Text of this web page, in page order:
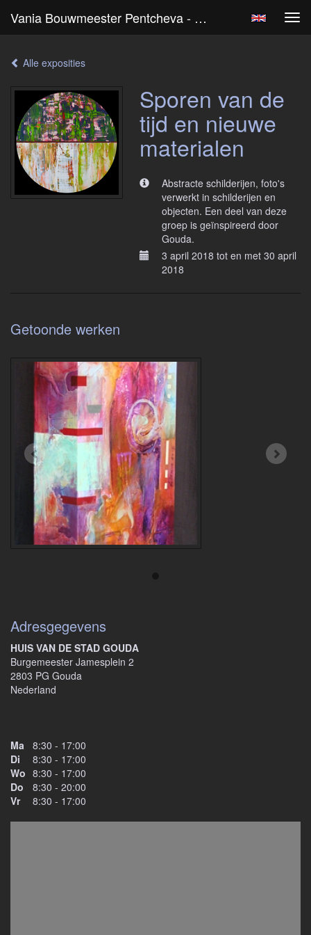
Vania Bouwmeester Pentcheva - Sporen Van De Tijd En Nieuwe Materialen
Alle exposities
Sporen van de
tijd en nieuwe
materialen
Abstracte schilderijen, foto's
verwerkt in schilderijen en
objecten. Een deel van deze
groep is geïnspireerd door
Gouda.
3 april 2018 tot en met 30 april
2018
Getoonde werken
Adresgegevens
HUIS VAN DE STAD GOUDA
Burgemeester Jamesplein 2
2803 PG Gouda
Nederland
Ma 8:30 - 17:00
Di
8:30 - 17:00
Wo 8:30 - 17:00
Do
8:30 - 20:00
Vr
8:30 - 17:00